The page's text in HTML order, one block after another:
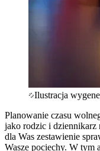
Ilustracja
Planowanie czasu
jako rodzic i dziennikarz
dla Was zestawienie
Wasze pociechy. W tym